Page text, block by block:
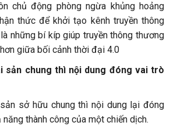
chủ động phòng ngừa khủng hoảng
thức để khởi tạo kênh truyền thông
những bí kíp giúp truyền thông thương
giữa bối cảnh thời đại 4.0
sản chung thì nội dung đóng vai trò
sở hữu chung thì nội dung lại đóng
thành công của một chiến dịch.